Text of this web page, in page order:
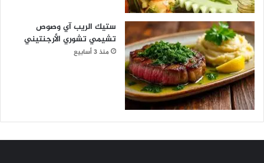
ستيك الريب آي وصوص
تشيمي تشوري الأرجنتيني
منذ 3 أسابيع